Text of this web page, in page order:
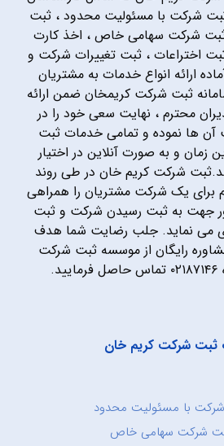
شرکت با مسئولیت محدود ، ثبت
شرکت سهامی خاص ، اخذ کارت
ثبت اختراعات ، ثبت تغییرات شرکت و
ارائه انواع خدمات به مشتریان
ثبت شرکت کریمخان ضمن ارائه
محترم ، نهایت سعی خود را در
ها نموده و تمامی خدمات ثبت
زمان و به صورت آنلاین در اختیار
شرکت کریم خان در طی روند
برای یک شرکت مشتریان را همراهی
جهت به ثبت رسیدن شرکت و ثبت
می نماید. جلب رضایت شما هدف
رایگان از موسسه ثبت شرکت
شرکت کریم خان
با مسئولیت محدود
شرکت سهامی خاص